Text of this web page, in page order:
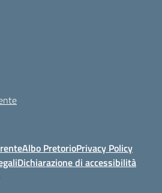
Albo PretorioPrivacy Policy
Dichiarazione di accessibilità